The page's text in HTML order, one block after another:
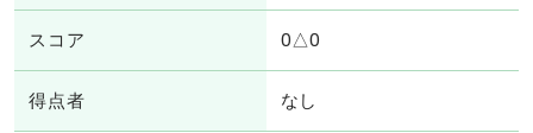
スコア 0△0
得点者 なし